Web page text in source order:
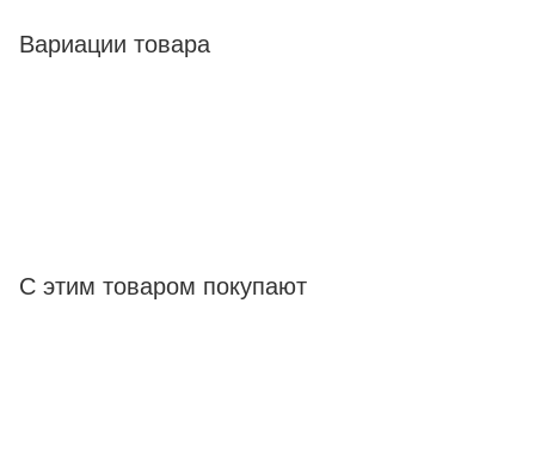
Вариации товара
С этим товаром покупают